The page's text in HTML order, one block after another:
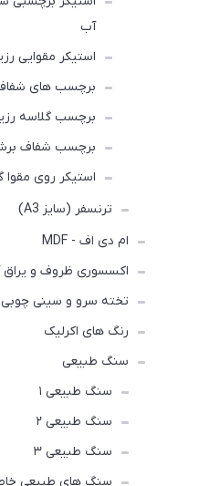
آب
استیکر مقوایی
برچسب های
برچسب گلاسه
برچسب شفاف
استیکر روی مقوا
ترنسفر (سایز A3)
ام دی اف - MDF
اکسسوری ظروف و یراق
تخته سرو و سینی چوبی
رنگ های اکرلیک
سنگ طبیعی
سنگ طبیعی ۱
سنگ طبیعی ۲
سنگ طبیعی ۳
سنگ های طبیعی